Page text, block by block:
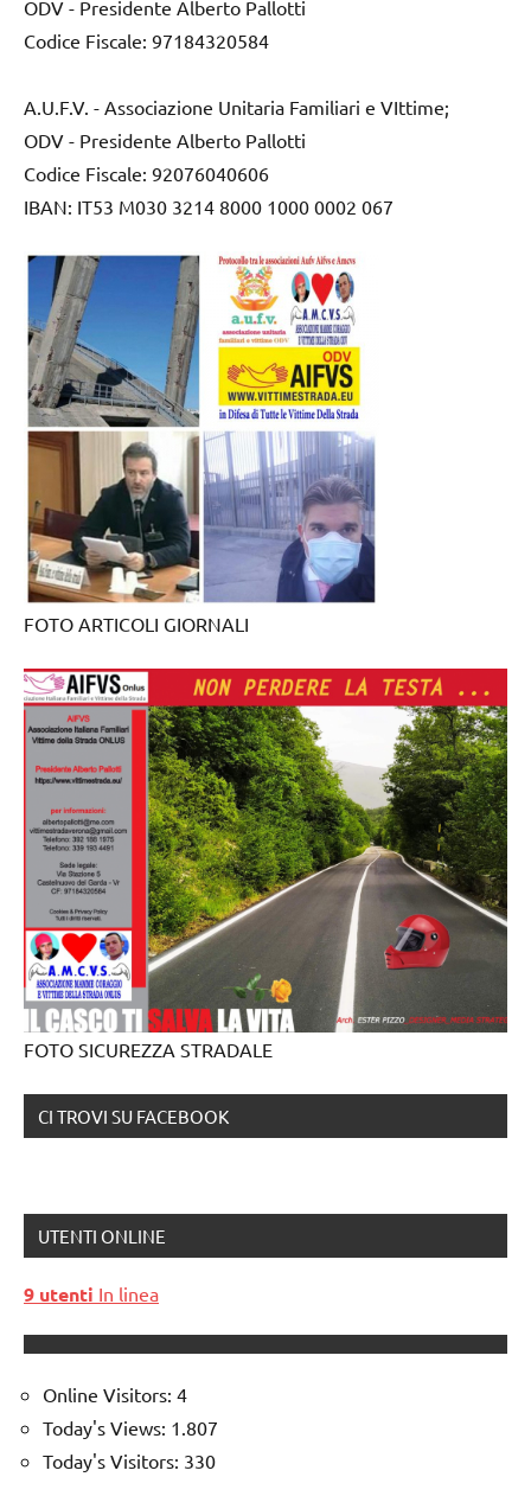
ODV - Presidente Alberto Pallotti
Codice Fiscale: 97184320584
A.U.F.V. - Associazione Unitaria Familiari e VIttime;
ODV - Presidente Alberto Pallotti
Codice Fiscale: 92076040606
IBAN: IT53 M030 3214 8000 1000 0002 067
FOTO ARTICOLI GIORNALI
FOTO SICUREZZA STRADALE
CI TROVI SU FACEBOOK
UTENTI ONLINE
9 utenti In linea
Online Visitors: 4
Today's Views: 1.807
Today's Visitors: 330